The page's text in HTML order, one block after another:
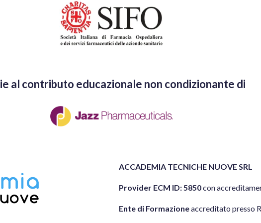
al contributo educazionale non condizionante di
ACCADEMIA TECNICHE NUOVE SRL
Provider ECM ID: 5850con
Ente di Formazioneaccreditato presso